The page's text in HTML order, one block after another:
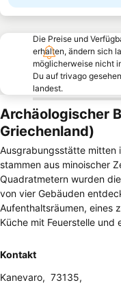
Die Preise und
erhalten, ändern sich
möglicherweise nicht
Du auf trivago
landest.
Archäologischer
Griechenland)
Ausgrabungsstätte mitten
stammen aus minoischer
Quadratmetern wurden
von vier Gebäuden
Aufenthaltsräumen, eines
Küche mit Feuerstelle und
Kontakt
Kanevaro, 73135,